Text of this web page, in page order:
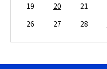
19
20 21
26
27 28